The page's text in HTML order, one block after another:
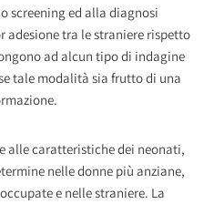
screening ed alla diagnosi
adesione tra le straniere rispetto
ad alcun tipo di indagine
tale modalità sia frutto di una
alle caratteristiche dei neonati,
nelle donne più anziane,
e nelle straniere. La